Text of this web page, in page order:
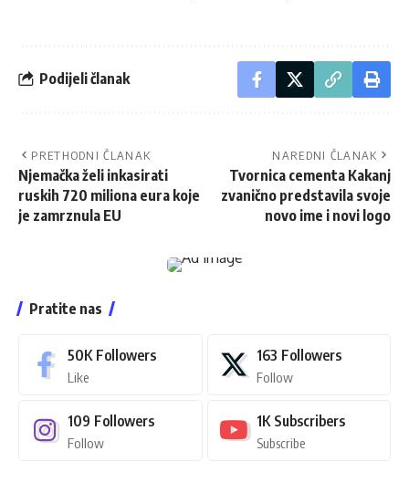
Podijeli članak
PRETHODNI ČLANAK
Njemačka želi inkasirati
ruskih 720 miliona eura koje
je zamrznula EU
NAREDNI ČLANAK
Tvornica cementa Kakanj
zvanično predstavila svoje
novo ime i novi logo
Pratite nas
50K Followers
Like
163 Followers
Follow
109 Followers
Follow
1K Subscribers
Subscribe